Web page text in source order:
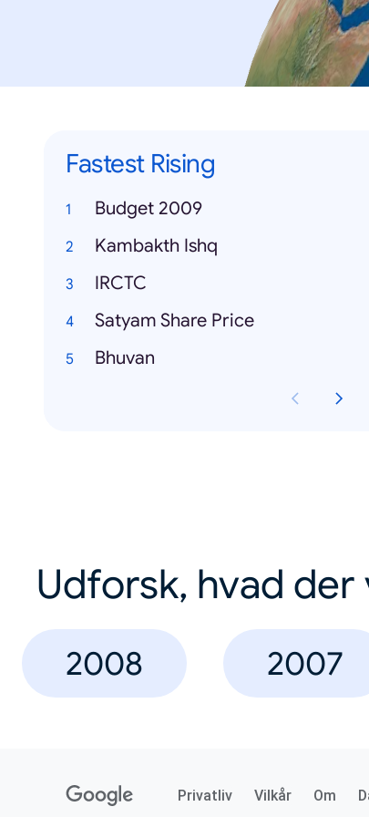
Fastest Rising
Budget 2009
Kambakth Ishq
IRCTC
Satyam Share Price
Bhuvan
Udforsk, hvad
2008 2007
Privatliv Vilkår Om